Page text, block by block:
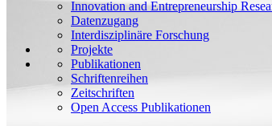
Innovation and Entrepreneurship
Datenzugang
Interdisziplinäre Forschung
Projekte
Publikationen
Schriftenreihen
Zeitschriften
Open Access Publikationen